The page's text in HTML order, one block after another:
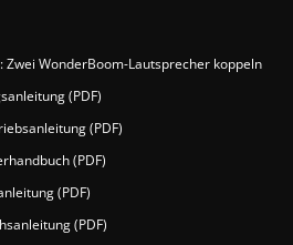
Zwei WonderBoom-Lautsprecher koppeln
(PDF)
(PDF)
(PDF)
(PDF)
(PDF)